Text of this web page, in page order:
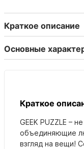
Краткое описание
Основные
Краткое
GEEK PUZZLE –
объединяющие
взгляд на вещи!